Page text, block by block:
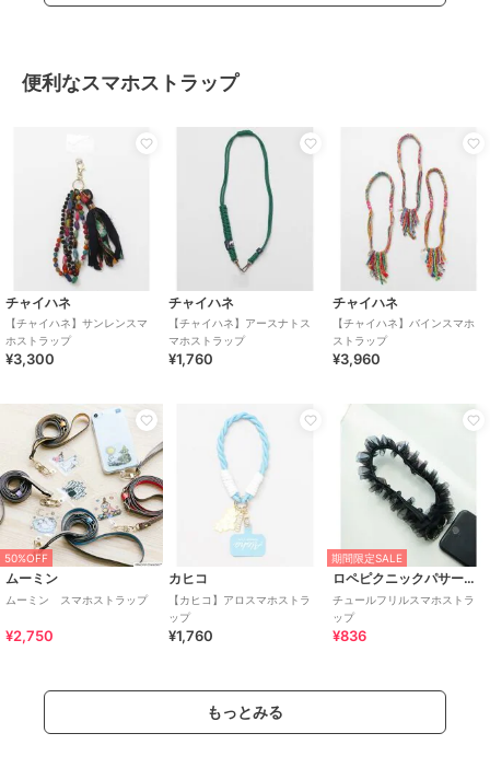
便利なスマホストラップ
チャイハネ
【チャイハネ】サンレンスマ
ホストラップ
¥3,300
チャイハネ
【チャイハネ】アースナトス
マホストラップ
¥1,760
チャイハネ
【チャイハネ】バインスマホ
ストラップ
¥3,960
50%OFF
ムーミン
ムーミン スマホストラップ
¥2,750
カヒコ
【カヒコ】アロスマホストラ
ップ
¥1,760
期間限定SALE
ロペピクニックパサージュ
チュールフリルスマホストラ
ップ
¥836
もっとみる